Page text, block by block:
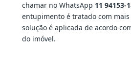
chamar no WhatsApp 11 94153-
entupimento é tratado com mais
solução é aplicada de acordo
do imóvel.